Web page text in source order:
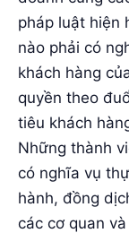
pháp luật hiện
nào phải có
khách hàng
quyền theo
tiêu khách
Những thành
có nghĩa vụ
hành, đồng
các cơ quan